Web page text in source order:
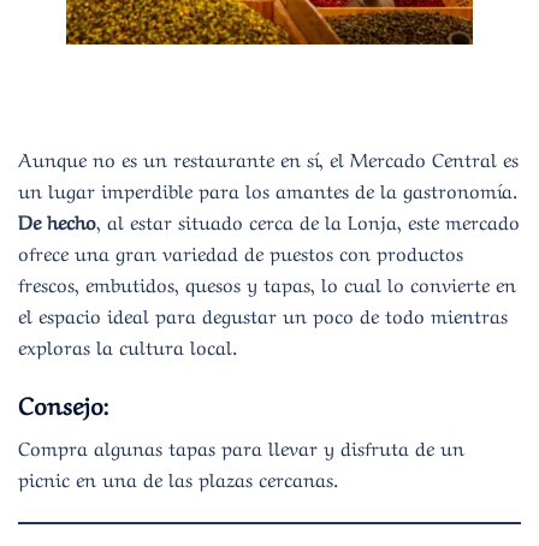
Aunque no es un restaurante en sí, el Mercado Central es
un lugar imperdible para los amantes de la gastronomía.
De hecho, al estar situado cerca de la Lonja, este mercado
ofrece una gran variedad de puestos con productos
frescos, embutidos, quesos y tapas, lo cual lo convierte en
el espacio ideal para degustar un poco de todo mientras
exploras la cultura local.
Consejo:
Compra algunas tapas para llevar y disfruta de un
picnic en una de las plazas cercanas.